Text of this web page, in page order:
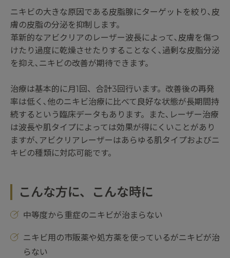
ニキビの大きな原因である皮脂腺にターゲットを絞り､皮
膚の皮脂の分泌を抑制します。
革新的なアビクリアのレーザー波長によって､皮膚を傷つ
けたり過度に乾燥させたりすることなく､過剰な皮脂分泌
を抑え､ニキビの改善が期待できます。
治療は基本的に月1回、合計3回行います。改善後の再発
率は低く､他のニキビ治療に比べて良好な状態が長期間持
続するという臨床データもあります。また､レーザー治療
は波長や肌タイプによっては効果が得にくいことがあり
ますが､アビクリアレーザーはあらゆる肌タイプおよびニ
キビの種類に対応可能です。
こんな方に、こんな時に
中等度から重症のニキビが治まらない
ニキビ用の市販薬や処方薬を使っているがニキビが治
らない